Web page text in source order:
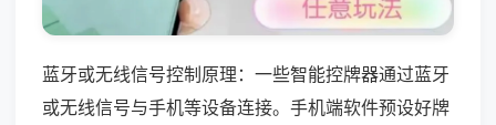
蓝牙或无线信号控制原理：一些智能控牌器通过蓝牙
或无线信号与手机等设备连接。手机端软件预设好牌